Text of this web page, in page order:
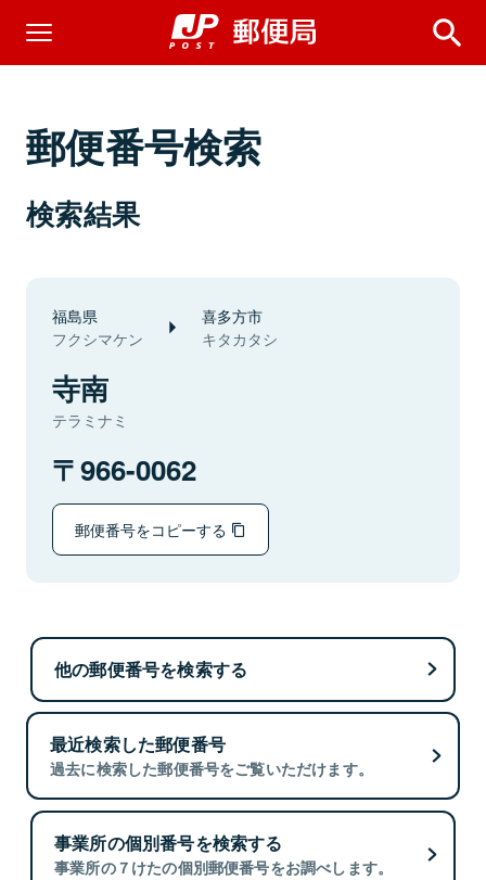
郵便番号検索
検索結果
福島県
フクシマケン
喜多方市
キタカタシ
寺南
テラミナミ
966-0062
郵便番号をコピーする
他の郵便番号を検索する
最近検索した郵便番号
過去に検索した郵便番号をご覧いただけます。
事業所の個別番号を検索する
事業所の７けたの個別郵便番号をお調べします。